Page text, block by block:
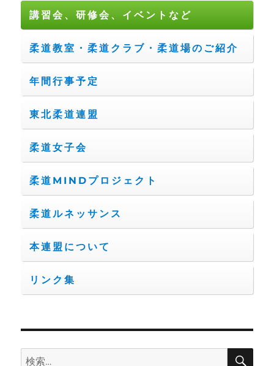
講習会、研修会、イベントなど
柔道教室・柔道クラブ・柔道場のご紹介
年間行事予定
東北柔道連盟
柔道女子会
柔道MINDプロジェクト
柔道ルネッサンス
本連盟について
リンク集
検
検